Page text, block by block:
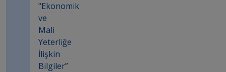
“Ekonomik
ve
Mali
Yeterliğe
İlişkin
Bilgiler”